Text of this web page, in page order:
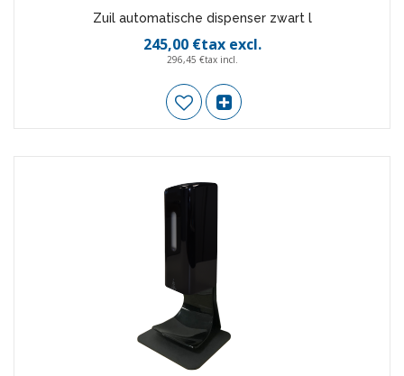
Zuil automatische dispenser zwart l
245,00 €tax excl.
296,45 €tax incl.